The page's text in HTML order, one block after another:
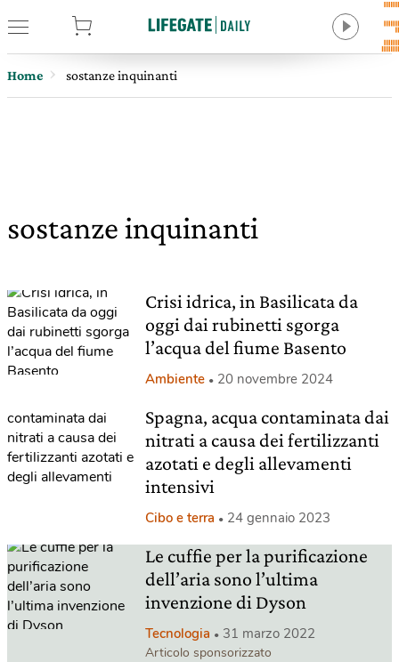
Home sostanze inquinanti
sostanze inquinanti
Crisi idrica, in Basilicata da
oggi dai rubinetti sgorga
l’acqua del fiume Basento
Ambiente 20 novembre 2024
Spagna, acqua contaminata dai
nitrati a causa dei fertilizzanti
azotati e degli allevamenti
intensivi
Cibo e terra 24 gennaio 2023
Le cuffie per la purificazione
dell’aria sono l’ultima
invenzione di Dyson
Tecnologia 31 marzo 2022
Articolo sponsorizzato